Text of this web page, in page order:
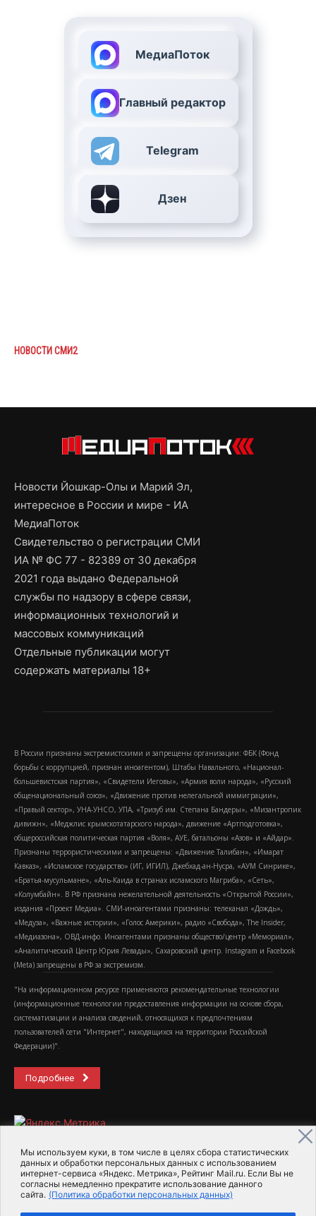
Мы используем куки, в том числе в целях сбора статистических
данных и обработки персональных данных с использованием
интернет-сервиса «Яндекс. Метрика», Рейтинг Mail.ru. Если Вы не
согласны немедленно прекратите использование данного
сайта. (Политика обработки персональных данных)
МедиаПоток
Главный редактор
Telegram
Дзен
НОВОСТИ СМИ2
Новости Йошкар-Олы и Марий Эл,
интересное в России и мире - ИА
МедиаПоток
Свидетельство о регистрации СМИ
ИА № ФС 77 - 82389 от 30 декабря
2021 года выдано Федеральной
службы по надзору в сфере связи,
информационных технологий и
массовых коммуникаций
Отдельные публикации могут
содержать материалы 18+
В России признаны экстремистскими и запрещены организации: ФБК (Фонд
борьбы с коррупцией, признан иноагентом), Штабы Навального, «Национал-
большевистская партия», «Свидетели Иеговы», «Армия воли народа», «Русский
общенациональный союз», «Движение против нелегальной иммиграции»,
«Правый сектор», УНА-УНСО, УПА, «Тризуб им. Степана Бандеры», «Мизантропик
дивижн», «Меджлис крымскотатарского народа», движение «Артподготовка»,
общероссийская политическая партия «Воля», АУЕ, батальоны «Азов» и «Айдар».
Признаны террористическими и запрещены: «Движение Талибан», «Имарат
Кавказ», «Исламское государство» (ИГ, ИГИЛ), Джебхад-ан-Нусра, «АУМ Синрике»,
«Братья-мусульмане», «Аль-Каида в странах исламского Магриба», «Сеть»,
«Колумбайн». В РФ признана нежелательной деятельность «Открытой России»,
издания «Проект Медиа». СМИ-иноагентами признаны: телеканал «Дождь»,
«Медуза», «Важные истории», «Голос Америки», радио «Свобода», The Insider,
«Медиазона», ОВД-инфо. Иноагентами признаны общество/центр «Мемориал»,
«Аналитический Центр Юрия Левады», Сахаровский центр. Instagram и Facebook
(Metа) запрещены в РФ за экстремизм.
"На информационном ресурсе применяются рекомендательные технологии
(информационные технологии предоставления информации на основе сбора,
систематизации и анализа сведений, относящихся к предпочтениям
пользователей сети "Интернет", находящихся на территории Российской
Федерации)".
Подробнее
2015-2026- Информационное агентство МедиаПоток
Для справки Об издании Пользовательское соглашение